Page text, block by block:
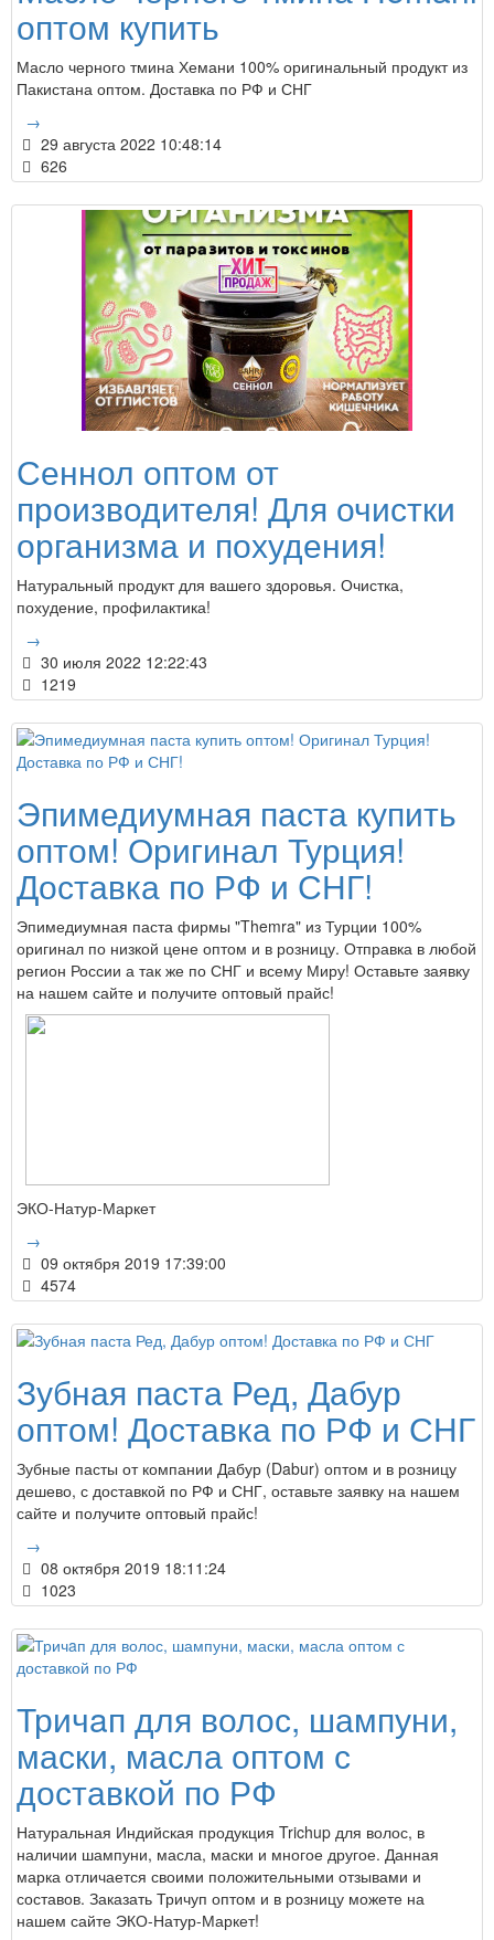
оптом купить
Масло черного тмина Хемани 100% оригинальный продукт из
Пакистана оптом. Доставка по РФ и СНГ
→
29 августа 2022 10:48:14
626
Сеннол оптом от
производителя! Для очистки
организма и похудения!
Натуральный продукт для вашего здоровья. Очистка,
похудение, профилактика!
→
30 июля 2022 12:22:43
1219
Эпимедиумная паста купить
оптом! Оригинал Турция!
Доставка по РФ и СНГ!
Эпимедиумная паста фирмы "Themra" из Турции 100%
оригинал по низкой цене оптом и в розницу. Отправка в любой
регион России а так же по СНГ и всему Миру! Оставьте заявку
на нашем сайте и получите оптовый прайс!
ЭКО-Натур-Маркет
→
09 октября 2019 17:39:00
4574
Зубная паста Ред, Дабур
оптом! Доставка по РФ и СНГ
Зубные пасты от компании Дабур (Dabur) оптом и в розницу
дешево, с доставкой по РФ и СНГ, оставьте заявку на нашем
сайте и получите оптовый прайс!
→
08 октября 2019 18:11:24
1023
Тричaп для волос, шампуни,
маски, масла оптом с
доставкой по РФ
Натуральная Индийская продукция Trichup для волос, в
наличии шампуни, масла, маски и многое другое. Данная
марка отличается своими положительными отзывами и
составов. Заказать Тричуп оптом и в розницу можете на
нашем сайте ЭКО-Натур-Маркет!